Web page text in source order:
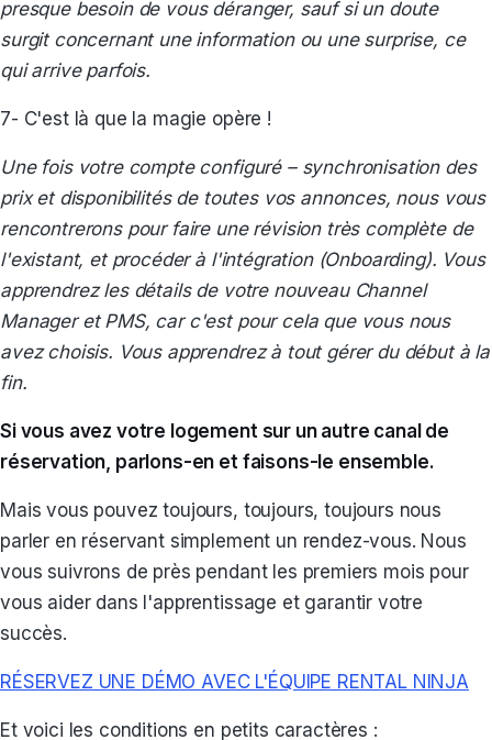
presque besoin de vous déranger, sauf si un doute
surgit concernant une information ou une surprise, ce
qui arrive parfois.
7- C'est là que la magie opère !
Une fois votre compte configuré – synchronisation des
prix et disponibilités de toutes vos annonces, nous vous
rencontrerons pour faire une révision très complète de
l'existant, et procéder à l'intégration (Onboarding). Vous
apprendrez les détails de votre nouveau Channel
Manager et PMS, car c'est pour cela que vous nous
avez choisis. Vous apprendrez à tout gérer du début à la
fin.
Si vous avez votre logement sur un autre canal de
réservation, parlons-en et faisons-le ensemble.
Mais vous pouvez toujours, toujours, toujours nous
parler en réservant simplement un rendez-vous. Nous
vous suivrons de près pendant les premiers mois pour
vous aider dans l'apprentissage et garantir votre
succès.
RÉSERVEZ UNE DÉMO AVEC L'ÉQUIPE RENTAL NINJA
Et voici les conditions en petits caractères :